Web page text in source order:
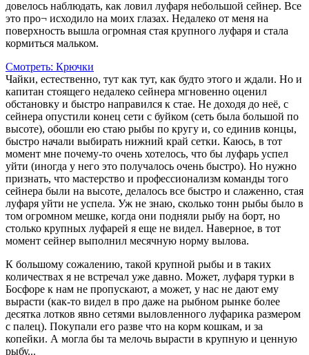
довелось наблюдать, как ловил луфаря небольшой сейнер. Все
это про¬ исходило на моих глазах. Недалеко от меня на
поверхность вышла огромная стая крупного луфаря и стала
кормиться мальком.
Смотреть: Крючки
Чайки, естественно, тут как тут, как будто этого и ждали. Но и
капитан стоящего недалеко сейнера мгновенно оценил
обстановку и быстро направился к стае. Не доходя до неё, с
сейнера опустили конец сети с буйком (сеть была большой по
высоте), обошли ею стаю рыбы по кругу и, со­ единив концы,
быстро начали выбирать нижний край сетки. Каюсь, в тот
момент мне почему-то очень хотелось, что­ бы луфарь успел
уйти (иногда у него это получалось очень быстро). Но нужно
признать, что мастерство и профессионализм команды того
сейнера были на высоте, делалось все быстро и слаженно, стая
луфаря уйти не успела. Уж не знаю, сколько тонн рыбы было в
том огромном мешке, когда они подняли рыбу на борт, но
столько крупных луфарей я еще не видел. Наверное, в тот
момент сейнер выполнил месячную норму вылова.
К большому сожалению, такой крупной рыбы и в таких
количествах я не встречал уже давно. Может, луфаря турки в
Босфоре к нам не пропускают, а может, у нас не дают ему
вырасти (как-то видел в про­ даже на рыбном рынке более
десятка лотков явно сетями выловленного луфарика размером
с палец). Покупали его разве что на корм кошкам, и за
копейки. А могла бы та мелочь вырасти в крупную и ценную
рыбу...